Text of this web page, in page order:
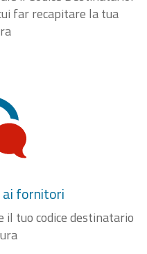
far recapitare la tua
ai fornitori
tuo codice destinatario